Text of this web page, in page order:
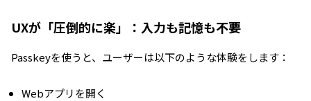
UXが「圧倒的に楽」：入力も記憶も不要
Passkeyを使うと、ユーザーは以下のような体験をします：
Webアプリを開く